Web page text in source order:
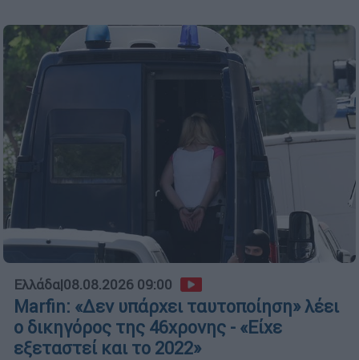
Ελλάδα|08.08.2026 09:00
Marfin: «Δεν υπάρχει ταυτοποίηση» λέει
ο δικηγόρος της 46χρονης - «Είχε
εξεταστεί και το 2022»